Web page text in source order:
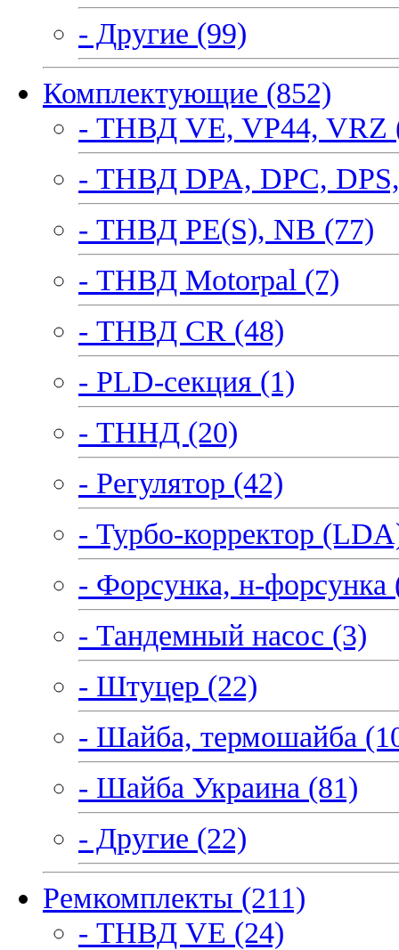
- Другие (99)
Комплектующие (852)
- ТНВД VE, VP44, VRZ
- ТНВД DPA, DPC,
- ТНВД PE(S), NB (77)
- ТНВД Motorpal (7)
- ТНВД CR (48)
- PLD-секция (1)
- ТННД (20)
- Регулятор (42)
- Турбо-корректор
- Форсунка, н-форсунка
- Тандемный насос (3)
- Штуцер (22)
- Шайба, термошайба
- Шайба Украина (81)
- Другие (22)
Ремкомплекты (211)
- ТНВД VE (24)